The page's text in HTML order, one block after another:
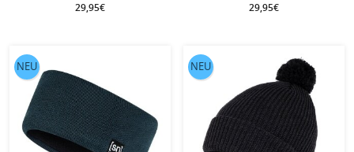
29,95€ 29,95€
NEU NEU